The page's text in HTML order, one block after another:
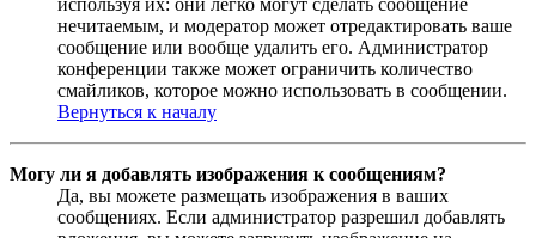
нечитаемым, и модератор может отредактировать ваше
сообщение или вообще удалить его. Администратор
конференции также может ограничить количество
смайликов, которое можно использовать в сообщении.
Вернуться к началу
Могу ли я добавлять изображения к сообщениям?
Да, вы можете размещать изображения в ваших
сообщениях. Если администратор разрешил добавлять